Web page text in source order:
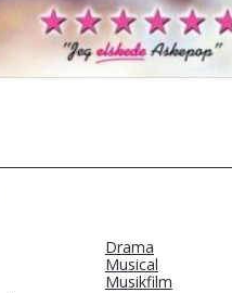
Drama
Musical
Musikfilm